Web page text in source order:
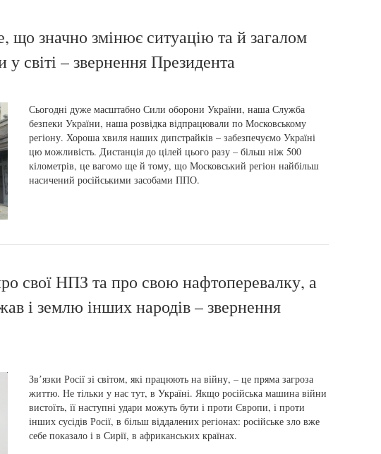
що значно змінює ситуацію та й загалом
у світі – звернення Президента
Сьогодні дуже масштабно Сили оборони України, наша Служба
безпеки України, наша розвідка відпрацювали по Московському
регіону. Хороша хвиля наших дипстрайків – забезпечуємо Україні
цю можливість. Дистанція до цілей цього разу – більш ніж 500
кілометрів, це вагомо ще й тому, що Московський регіон найбільш
насичений російськими засобами ППО.
свої НПЗ та про свою нафтоперевалку, а
і землю інших народів – звернення
Звʼязки Росії зі світом, які працюють на війну, – це пряма загроза
життю. Не тільки у нас тут, в Україні. Якщо російська машина війни
вистоїть, її наступні удари можуть бути і проти Європи, і проти
інших сусідів Росії, в більш віддалених регіонах: російське зло вже
себе показало і в Сирії, в африканських країнах.